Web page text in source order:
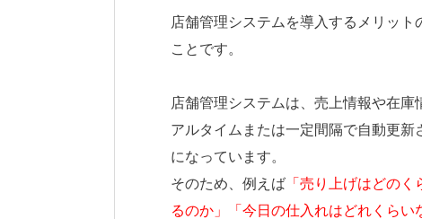
店舗管理システムを導入するメリッ
ことです。
店舗管理システムは、売上情報や在
アルタイムまたは一定間隔で自動更
になっています。
そのため、例えば 「売り上げはどの
るのか」「今日の仕入れはどれくら